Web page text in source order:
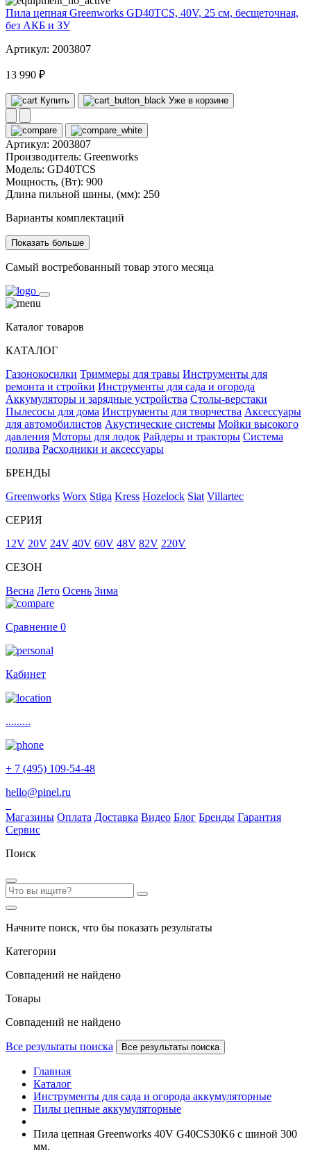
Пила цепная Greenworks GD40TCS, 40V, 25 см, бесщеточная,
без АКБ и ЗУ
Артикул: 2003807
13 990 ₽
Купить Уже в корзине
Артикул: 2003807
Производитель: Greenworks
Модель: GD40TCS
Мощность, (Вт): 900
Длина пильной шины, (мм): 250
Варианты комплектаций
Показать больше
Самый востребованный товар этого месяца
Каталог товаров
КАТАЛОГ
Газонокосилки Триммеры для травы Инструменты для
ремонта и стройки Инструменты для сада и огорода
Аккумуляторы и зарядные устройства Столы-верстаки
Пылесосы для дома Инструменты для творчества Аксессуары
для автомобилистов Акустические системы Мойки высокого
давления Моторы для лодок Райдеры и тракторы Система
полива Расходники и аксессуары
БРЕНДЫ
Greenworks Worx Stiga Kress Hozelock Siat Villartec
СЕРИЯ
12V 20V 24V 40V 60V 48V 82V 220V
СЕЗОН
Весна Лето Осень Зима
Сравнение 0
Кабинет
.........
+ 7 (495) 109-54-48
hello@pinel.ru
Магазины Оплата Доставка Видео Блог Бренды Гарантия
Сервис
Поиск
Начните поиск, что бы показать результаты
Категории
Совпадений не найдено
Товары
Совпадений не найдено
Все результаты поиска Все результаты поиска
Главная
Каталог
Инструменты для сада и огорода аккумуляторные
Пилы цепные аккумуляторные
Пила цепная Greenworks 40V G40CS30K6 с шиной 300
мм.